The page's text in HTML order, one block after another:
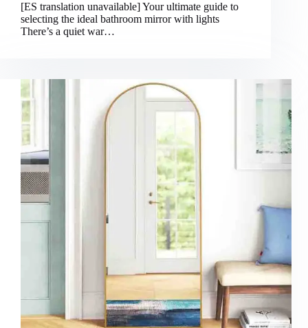
[ES translation unavailable] Your ultimate guide to
selecting the ideal bathroom mirror with lights
There’s a quiet war…